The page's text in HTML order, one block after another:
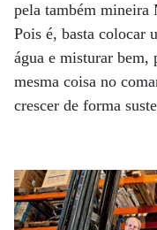
pela também mineira
Pois é, basta colocar
água e misturar bem,
mesma coisa no
crescer de forma